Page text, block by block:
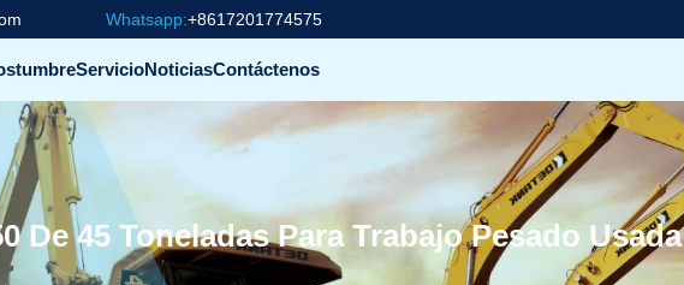
Whatsapp:+8617201774575
ServicioNoticiasContáctenos
De 45 Toneladas Para Trabajo Pesado Usada